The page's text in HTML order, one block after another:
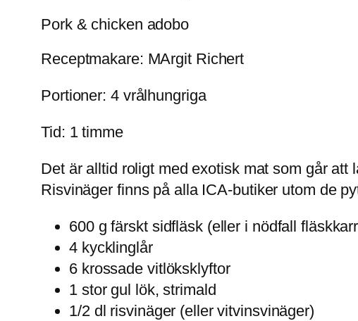
Pork & chicken adobo
Receptmakare: MArgit Richert
Portioner: 4 vrålhungriga
Tid: 1 timme
Det är alltid roligt med exotisk mat som går
Risvinäger finns på alla ICA-butiker utom de
600 g färskt sidfläsk (eller i nödfall
4 kycklinglår
6 krossade vitlöksklyftor
1 stor gul lök, strimald
1/2 dl risvinäger (eller vitvinsvinäger)